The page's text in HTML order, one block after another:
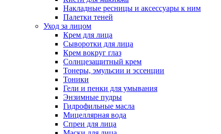
Накладные ресницы и аксессуары к ним
Палетки теней
Уход за лицом
Крем для лица
Сыворотки для лица
Крем вокруг глаз
Солнцезащитный крем
Тонеры, эмульсии и эссенции
Тоники
Гели и пенки для умывания
Энзимные пудры
Гидрофильные масла
Мицеллярная вода
Спреи для лица